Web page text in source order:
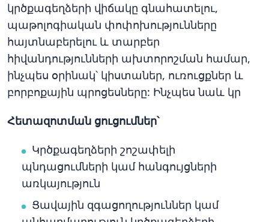
կրծքագեղձերի վիճակը գնահատելու,
պաթոլոգիական փոփոխությունները
հայտնաբերելու և տարբեր
հիվանդությունների ախտորոշման համար,
ինչպես օրինակ՝ կիստաներ, ուռուցքներ և
բորբոքային պրոցեսները: Ինչպես նաև կր
Հետազոտման ցուցումներ՝
Կրծքագեղձերի շոշափելի
պնդացումների կամ հանգույցների
առկայություն
Ցավային զգացողություններ կամ